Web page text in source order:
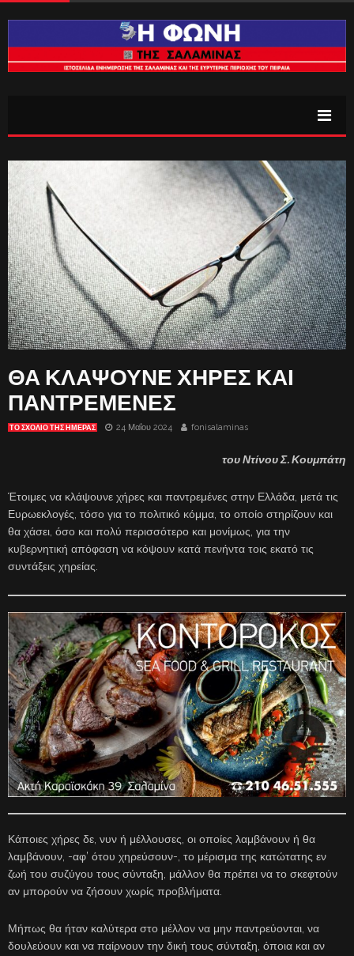
ΘΑ ΚΛΑΨΟΥΝΕ ΧΗΡΕΣ ΚΑΙ
ΠΑΝΤΡΕΜΕΝΕΣ
ΤΟ ΣΧΌΛΙΟ ΤΗΣ ΗΜΈΡΑΣ 24 Μαΐου 2024 fonisalaminas
του Ντίνου Σ. Κουμπάτη
Έτοιμες να κλάψουνε χήρες και παντρεμένες στην Ελλάδα, μετά τις
Ευρωεκλογές, τόσο για το πολιτικό κόμμα, το οποίο στηρίζουν και
θα χάσει, όσο και πολύ περισσότερο και μονίμως, για την
κυβερνητική απόφαση να κόψουν κατά πενήντα τοις εκατό τις
συντάξεις χηρείας.
Κάποιες χήρες δε, νυν ή μέλλουσες, οι οποίες λαμβάνουν ή θα
λαμβάνουν, -αφ’ ότου χηρεύσουν-, το μέρισμα της κατώτατης εν
ζωή του συζύγου τους σύνταξη, μάλλον θα πρέπει να το σκεφτούν
αν μπορούν να ζήσουν χωρίς προβλήματα.
Μήπως θα ήταν καλύτερα στο μέλλον να μην παντρεύονται, να
δουλεύουν και να παίρνουν την δική τους σύνταξη, όποια και αν